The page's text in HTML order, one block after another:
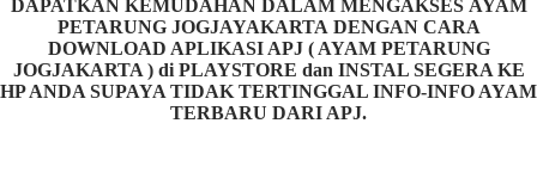
DAPATKAN KEMUDAHAN DALAM MENGAKSES AYAM
PETARUNG JOGJAYAKARTA DENGAN CARA
DOWNLOAD APLIKASI APJ ( AYAM PETARUNG
JOGJAKARTA ) di PLAYSTORE dan INSTAL SEGERA KE
HP ANDA SUPAYA TIDAK TERTINGGAL INFO-INFO AYAM
TERBARU DARI APJ.